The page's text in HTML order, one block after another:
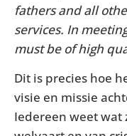
fathers and all
services. In
must be of high
Dit is precies hoe
visie en missie
Iedereen weet wat